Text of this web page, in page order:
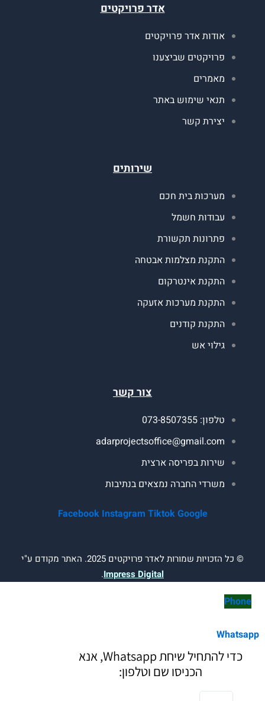
אדר פרויקטים
אדר פרויקטים
שביצענו
שימוש באתר
קשר
בית חכם
חשמל
תקשורת
מצלמות אבטחה
אינטרקום
מערכות אזעקה
קודנים
בפריסה ארצית
החברה נמצאים בנתיבות
Facebook InstagramTiktok
שמורות לאדר פרויקטים 2025. האתר מקודם ע"י
Impress Digital
.
כדי להתחיל שיחת Whatsapp, אנא
הכניסו שם וטלפון: